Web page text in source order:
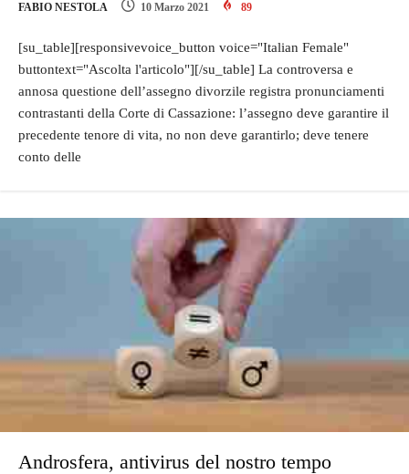
FABIO NESTOLA 10 Marzo 2021 89
[su_table][responsivevoice_button voice="Italian Female"
buttontext="Ascolta l'articolo"][/su_table] La controversa e
annosa questione dell’assegno divorzile registra pronunciamenti
contrastanti della Corte di Cassazione: l’assegno deve garantire il
precedente tenore di vita, no non deve garantirlo; deve tenere
conto delle
Androsfera, antivirus del nostro tempo